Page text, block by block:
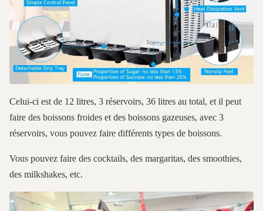
Celui-ci est de 12 litres, 3 réservoirs, 36 litres au total, et il peut
faire des boissons froides et des boissons gazeuses, avec 3
réservoirs, vous pouvez faire différents types de boissons.
Vous pouvez faire des cocktails, des margaritas, des smoothies,
des milkshakes, etc.